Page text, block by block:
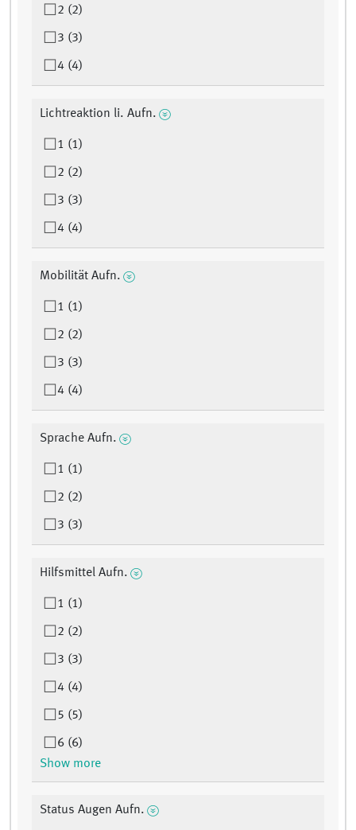
2 (2)
3 (3)
4 (4)
Lichtreaktion li. Aufn.
1 (1)
2 (2)
3 (3)
4 (4)
Mobilität Aufn.
1 (1)
2 (2)
3 (3)
4 (4)
Sprache Aufn.
1 (1)
2 (2)
3 (3)
Hilfsmittel Aufn.
1 (1)
2 (2)
3 (3)
4 (4)
5 (5)
6 (6)
Show more
Status Augen Aufn.